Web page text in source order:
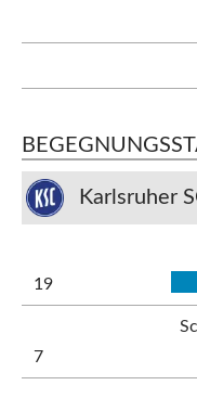
Karlsruher
19
7